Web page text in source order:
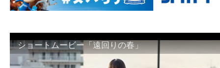
ショートムービー「遠回りの春」